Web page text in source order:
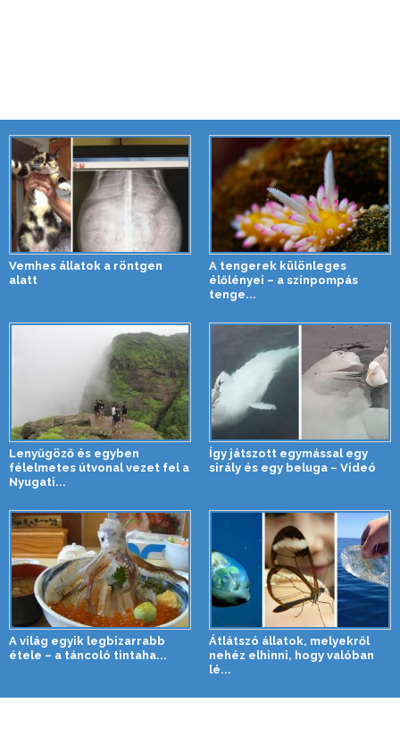
Vemhes állatok a röntgen
alatt
A tengerek különleges
élőlényei – a színpompás
tenge...
Lenyűgöző és egyben
félelmetes útvonal vezet fel a
Nyugati...
Így játszott egymással egy
sirály és egy beluga – Videó
A világ egyik legbizarrabb
étele – a táncoló tintaha...
Átlátszó állatok, melyekről
nehéz elhinni, hogy valóban
lé...